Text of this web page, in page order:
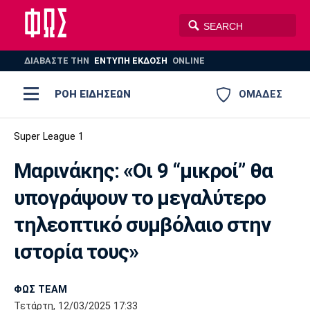
ΔΙΑΒΑΣΤΕ THN ΕΝΤΥΠΗ ΕΚΔΟΣΗ ONLINE
ΟΜΑΔΕΣ
ΡΟΗ ΕΙΔΗΣΕΩΝ
ΠΟΔΟΣΦΑΙΡΟ
ΠΟΛΟ
AUTO-MOTO PLUS
Ποδόσφαιρο
Super League 1
Super League 2
Γ Εθνική
Μπάσκετ
Ελλάδα
Εθνική
Ολυμπιακοί Αγώνες
Βόλεϊ
Ολυμπιακός ΑΕΚ ΠΑΟΚ
Super League 1
Μαρινάκης: «Οι 9 “μικροί” θα
υπογράψουν το μεγαλύτερο
τηλεοπτικό συμβόλαιο στην
ιστορία τους»
ΦΩΣ TEAM
Τετάρτη, 12/03/2025 17:33